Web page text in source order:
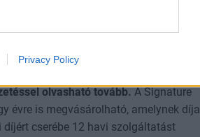
Privacy Policy
OLVASNI!
olvasható tovább. A Signature
évre is megvásárolható, amelynek díja
díjért cserébe 12 havi szolgáltatást